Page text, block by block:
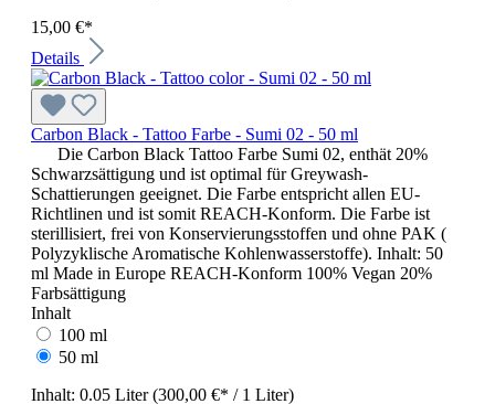
15,00 €*
Details
Carbon Black - Tattoo Farbe - Sumi 02 - 50 ml
Die Carbon Black Tattoo Farbe Sumi 02, enthät 20%
Schwarzsättigung und ist optimal für Greywash-
Schattierungen geeignet. Die Farbe entspricht allen EU-
Richtlinen und ist somit REACH-Konform. Die Farbe ist
sterillisiert, frei von Konservierungsstoffen und ohne PAK (
Polyzyklische Aromatische Kohlenwasserstoffe). Inhalt: 50
ml Made in Europe REACH-Konform 100% Vegan 20%
Farbsättigung
Inhalt
100 ml
50 ml
Inhalt: 0.05 Liter(300,00 €* / 1 Liter)